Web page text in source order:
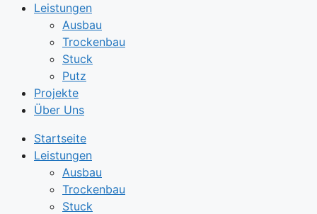
Leistungen
Ausbau
Trockenbau
Stuck
Putz
Projekte
Über Uns
Startseite
Leistungen
Ausbau
Trockenbau
Stuck